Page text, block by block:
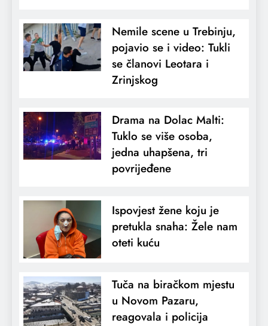
Nemile scene u Trebinju,
pojavio se i video: Tukli
se članovi Leotara i
Zrinjskog
Drama na Dolac Malti:
Tuklo se više osoba,
jedna uhapšena, tri
povrijeđene
Ispovjest žene koju je
pretukla snaha: Žele nam
oteti kuću
Tuča na biračkom mjestu
u Novom Pazaru,
reagovala i policija